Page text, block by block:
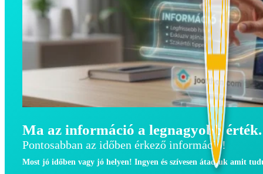
Ma az információ a legnagyobb érték.
Pontosabban az időben érkező információ!
Most jó időben vagy jó helyen! Ingyen és szívesen átadjuk amit